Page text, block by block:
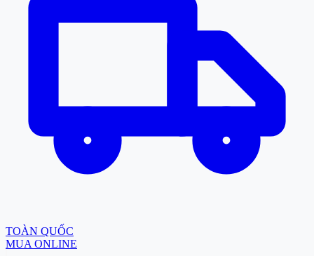
TOÀN QUỐC
MUA ONLINE